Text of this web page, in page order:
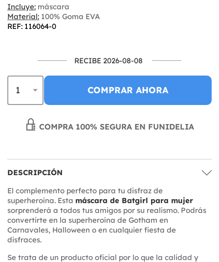
Incluye: máscara
Material: 100% Goma EVA
REF: 116064-0
RECIBE 2026-08-08
COMPRAR AHORA
COMPRA 100% SEGURA EN FUNIDELIA
DESCRIPCIÓN
El complemento perfecto para tu disfraz de
superheroína. Esta máscara de Batgirl para mujer
sorprenderá a todos tus amigos por su realismo. Podrás
convertirte en la superheroína de Gotham en
Carnavales, Halloween o en cualquier fiesta de
disfraces.
Se trata de un producto oficial por lo que la calidad y